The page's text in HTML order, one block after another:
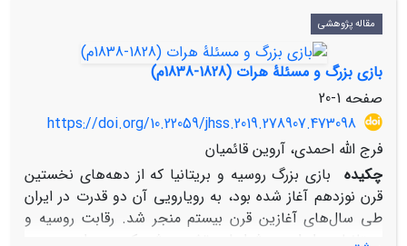
مقاله پژوهشی
بازی بزرگ و مسئلۀ هرات (1828-1838م)
صفحه 1-20
https://doi.org/10.22059/jhss.2019.278907.473098
فرج الله احمدی، آروین قائمیان
چکیده
بازی بزرگ روسیه و بریتانیا که از دهه‌های نخستین
قرن نوزدهم آغاز شده بود، به رویارویی آن دو قدرت در ایران
طی سال‌های آغازین قرن بیستم منجر شد. رقابت روسیه و
بریتانیا در ایران در شرایطی تشدید شد که پس از دور دوم